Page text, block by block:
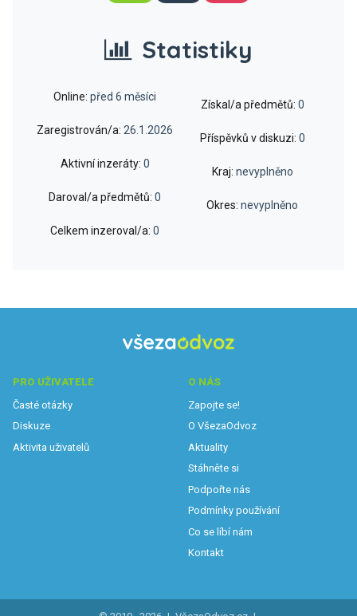
Statistiky
Online: před 6 měsíci
Zaregistrován/a: 26.1.2026
Aktivní inzeráty: 0
Daroval/a předmětů: 0
Celkem inzeroval/a: 0
Získal/a předmětů: 0
Příspěvků v diskuzi: 0
Kraj: nevyplněno
Okres: nevyplněno
PRO UŽIVATELE
Časté otázky
Diskuze
Aktivita uživatelů
O NÁS
Zapojte se!
O VšezaOdvoz
Aktuality
Stáhněte si
Podpořte nás
Podmínky používání
Co se líbí nám
Kontakt